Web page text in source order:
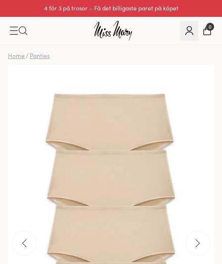
4 för 3 på trosor – Få det billigaste paret på köpet
0
Home / Panties